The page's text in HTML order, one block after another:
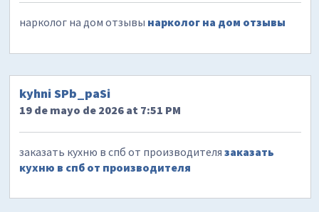
нарколог на дом отзывы нарколог на дом отзывы
kyhni SPb_paSi
19 de mayo de 2026 at 7:51 PM
заказать кухню в спб от производителязаказать
кухню в спб от производителя